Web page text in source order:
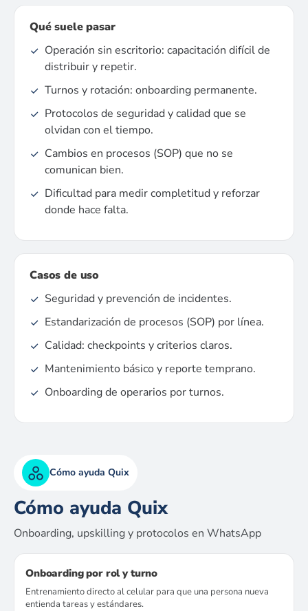
Qué suele pasar
Operación sin escritorio: capacitación difícil de
distribuir y repetir.
Turnos y rotación: onboarding permanente.
Protocolos de seguridad y calidad que se
olvidan con el tiempo.
Cambios en procesos (SOP) que no se
comunican bien.
Dificultad para medir completitud y reforzar
donde hace falta.
Casos de uso
Seguridad y prevención de incidentes.
Estandarización de procesos (SOP) por línea.
Calidad: checkpoints y criterios claros.
Mantenimiento básico y reporte temprano.
Onboarding de operarios por turnos.
Cómo ayuda Quix
Cómo ayuda Quix
Onboarding, upskilling y protocolos en WhatsApp
Onboarding por rol y turno
Entrenamiento directo al celular para que una persona nueva
entienda tareas y estándares.